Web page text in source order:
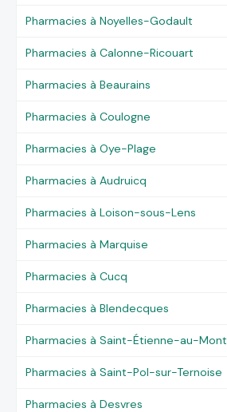
Pharmacies à Noyelles-Godault
Pharmacies à Calonne-Ricouart
Pharmacies à Beaurains
Pharmacies à Coulogne
Pharmacies à Oye-Plage
Pharmacies à Audruicq
Pharmacies à Loison-sous-Lens
Pharmacies à Marquise
Pharmacies à Cucq
Pharmacies à Blendecques
Pharmacies à Saint-Étienne-au-Mont
Pharmacies à Saint-Pol-sur-Ternoise
Pharmacies à Desvres